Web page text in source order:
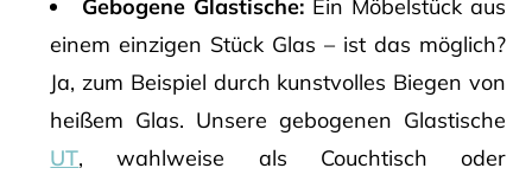
Gebogene Glastische: Ein Möbelstück aus
einem einzigen Stück Glas – ist das möglich?
Ja, zum Beispiel durch kunstvolles Biegen von
heißem Glas. Unsere gebogenen Glastische
UT, wahlweise als Couchtisch oder